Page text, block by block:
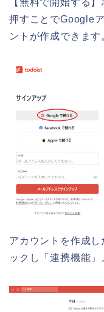
【無料で開始する
押すことでGoogle
ントが作成できます
アカウントを作成し
ックし「連携機能」